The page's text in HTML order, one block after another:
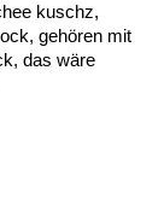
Alltag
kuschz,
gehören mit
das wäre